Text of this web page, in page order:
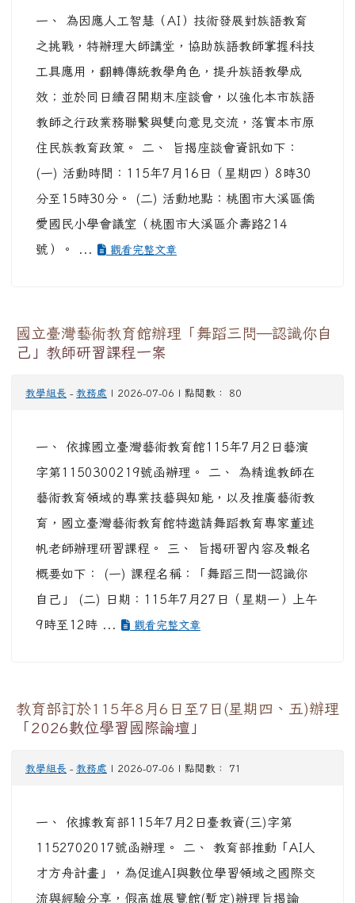
一、 為因應人工智慧（AI）技術發展對族語教育
之挑戰，特辦理大師講堂，協助族語教師掌握科技
工具應用，翻轉傳統教學角色，提升族語教學成
效；並於同日續召開期末座談會，以強化本市族語
教師之行政業務聯繫與雙向意見交流，落實本市原
住民族教育政策。 二、 旨揭座談會資訊如下：
(一) 活動時間：115年7月16日（星期四）8時30
分至15時30分。 (二) 活動地點：桃園市大溪區僑
愛國民小學會議室（桃園市大溪區介壽路214
號）。 ...
觀看完整文章
國立臺灣藝術教育館辦理「舞蹈三問―認識你自
己」教師研習課程一案
教學組長 - 教務處 | 2026-07-06 | 點閱數： 80
一、 依據國立臺灣藝術教育館115年7月2日藝演
字第1150300219號函辦理。 二、 為精進教師在
藝術教育領域的專業技藝與知能，以及推廣藝術教
育，國立臺灣藝術教育館特邀請舞蹈教育專家董述
帆老師辦理研習課程。 三、 旨揭研習內容及報名
概要如下： (一) 課程名稱：「舞蹈三問―認識你
自己」 (二) 日期：115年7月27日（星期一）上午
9時至12時 ...
觀看完整文章
教育部訂於115年8月6日至7日(星期四、五)辦理
「2026數位學習國際論壇」
教學組長 - 教務處 | 2026-07-06 | 點閱數： 71
一、 依據教育部115年7月2日臺教資(三)字第
1152702017號函辦理。 二、 教育部推動「AI人
才方舟計畫」，為促進AI與數位學習領域之國際交
流與經驗分享，假高雄展覽館(暫定)辦理旨揭論